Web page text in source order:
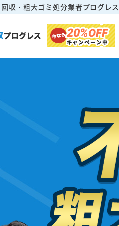
収・粗大ゴミ処分業者プログレス
20%OFF
キャンペーン中